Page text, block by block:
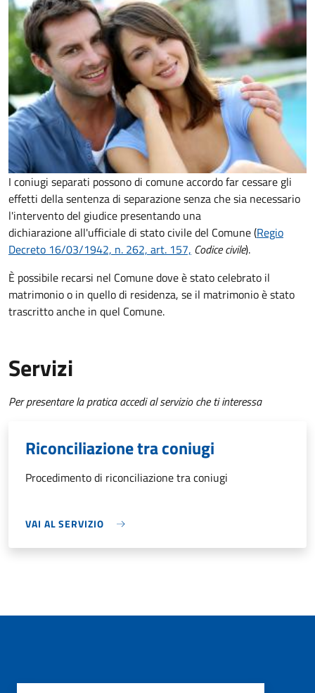
I coniugi separati possono di comune accordo far cessare gli
effetti della sentenza di separazione senza che sia necessario
l'intervento del giudice presentando una
dichiarazione all'ufficiale di stato civile del Comune (Regio
Decreto 16/03/1942, n. 262, art. 157, Codice civile).
È possibile recarsi nel Comune dove è stato celebrato il
matrimonio o in quello di residenza, se il matrimonio è stato
trascritto anche in quel Comune.
Servizi
Per presentare la pratica accedi al servizio che ti interessa
Riconciliazione tra coniugi
Procedimento di riconciliazione tra coniugi
VAI AL SERVIZIO